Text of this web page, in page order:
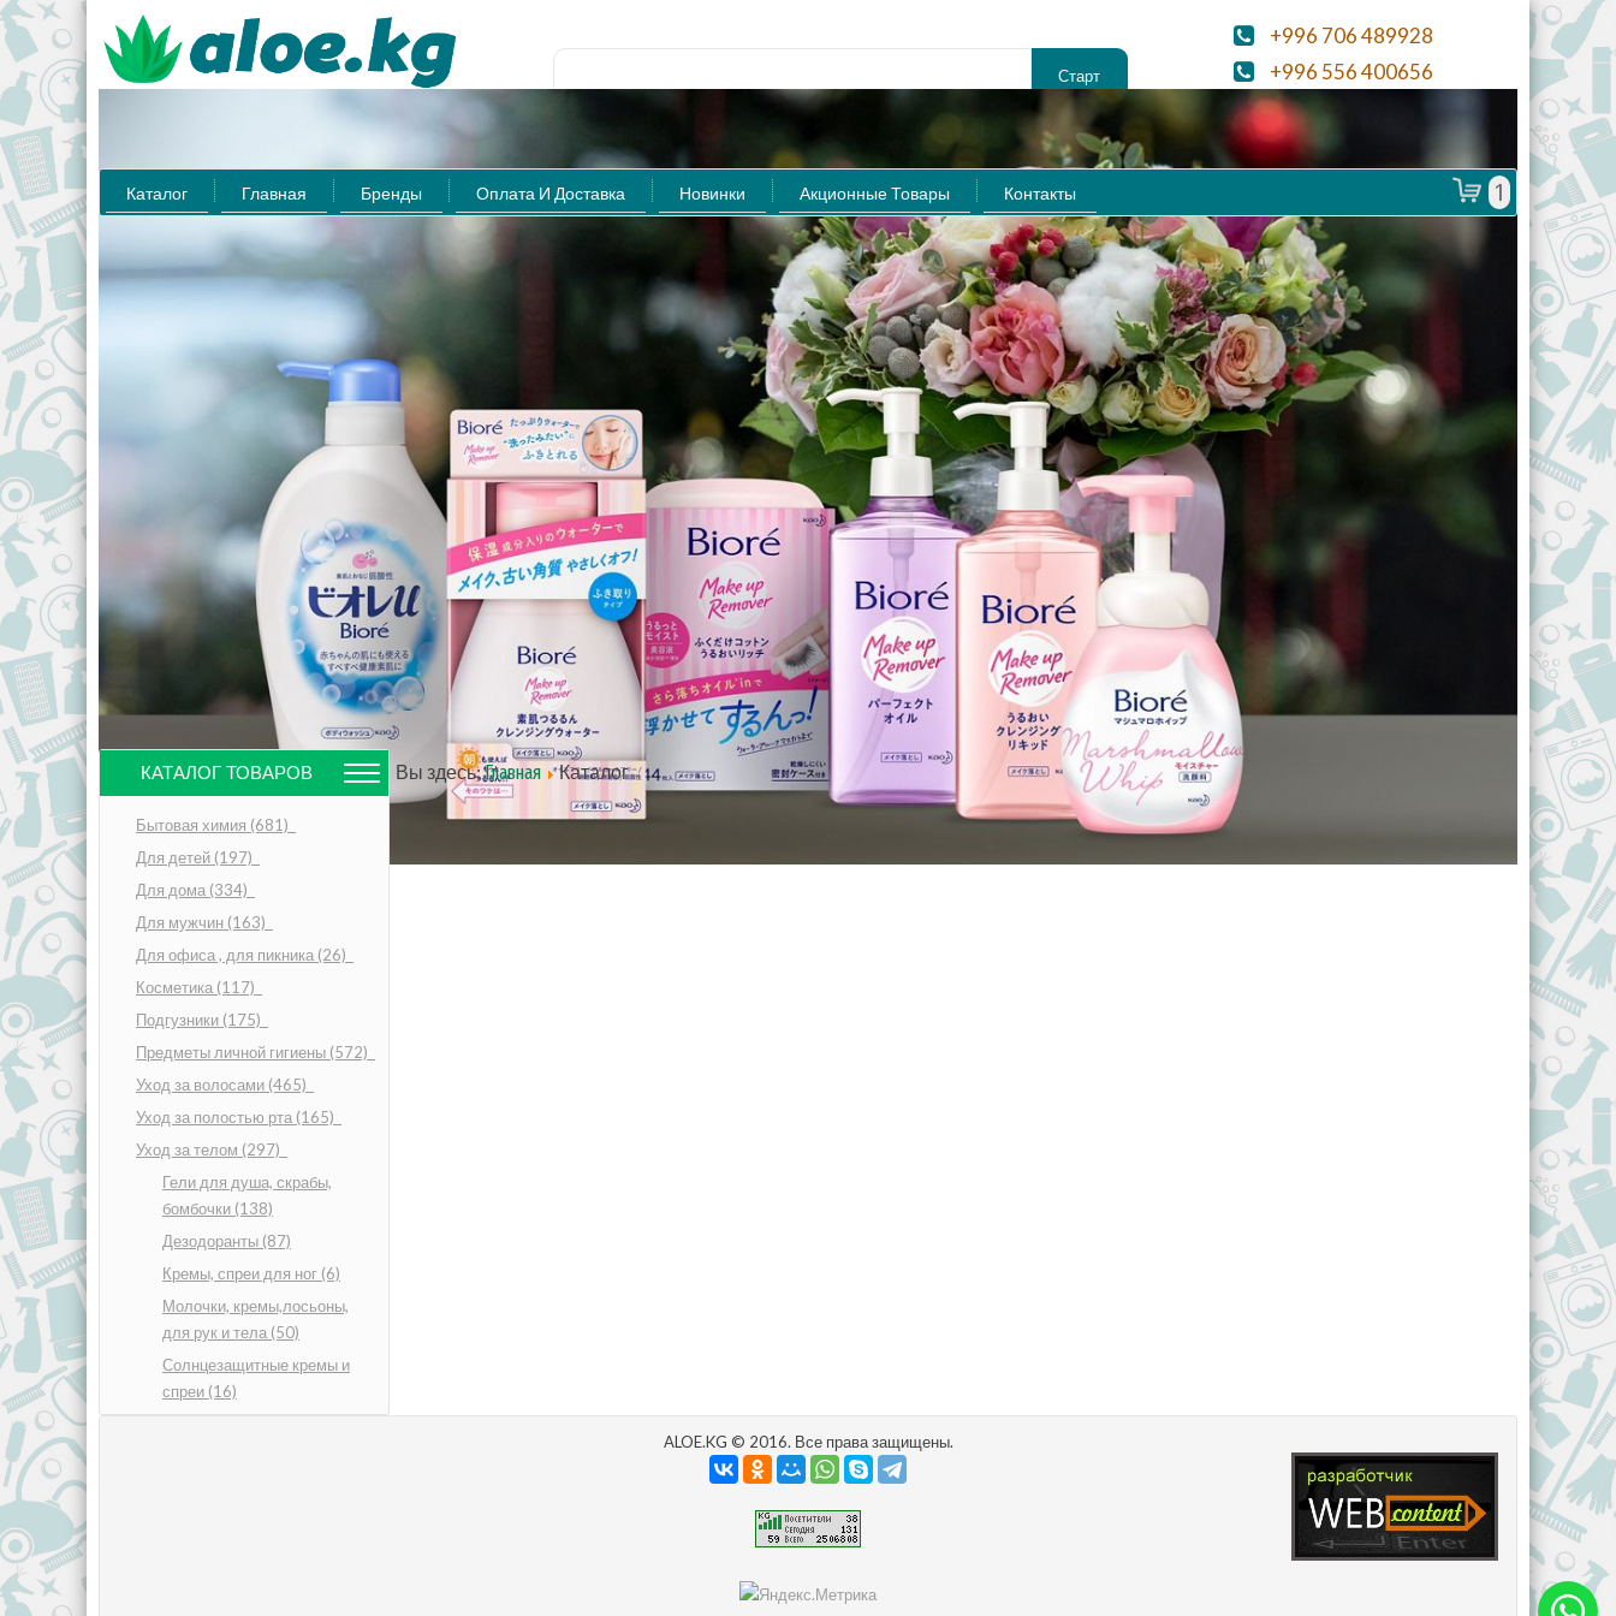
Расширенный поиск
+996 706 489928
+996 556 400656
aloekg@mail.ru
1
Каталог Главная Бренды Оплата И Доставка Новинки Акционные Товары Контакты
КАТАЛОГ ТОВАРОВ
Бытовая химия (681)
Для детей (197)
Для дома (334)
Для мужчин (163)
Для офиса , для пикника (26)
Косметика (117)
Подгузники (175)
Предметы личной гигиены (572)
Уход за волосами (465)
Уход за полостью рта (165)
Уход за телом (297)
Гели для душа, скрабы,
бомбочки (138)
Дезодоранты (87)
Кремы, спреи для ног (6)
Молочки, кремы,лосьоны,
для рук и тела (50)
Солнцезащитные кремы и
спреи (16)
Вы здесь:Главная Каталог
ALOE.KG © 2016. Все права защищены.